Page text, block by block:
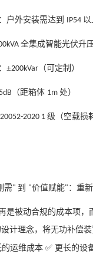
户外安装需达到 IP54
全集成智能光伏升
±200kVar （可定制）
（距箱体 1m 处）
2020 1 级（空载损
需" 到 "价值赋能" ：重
是被动合规的成本项
设计理念，将无功补偿
运维成本 ✅ 更长的设